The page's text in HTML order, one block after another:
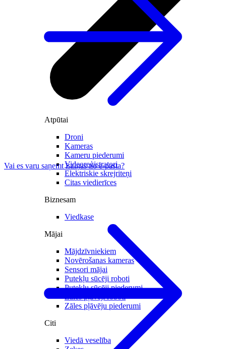
Atpūtai
Droni
Kameras
Kameru piederumi
Videoreģistratori
Elektriskie skrejriteņi
Citas viedierīces
Biznesam
Viedkase
Mājai
Mājdzīvniekiem
Novērošanas kameras
Sensori mājai
Putekļu sūcēji roboti
Putekļu sūcēji piederumi
Zāles pļāvēji roboti
Zāles pļāvēju piederumi
Citi
Viedā veselība
Vai es varu saņemt īsziņas no e-pasta?